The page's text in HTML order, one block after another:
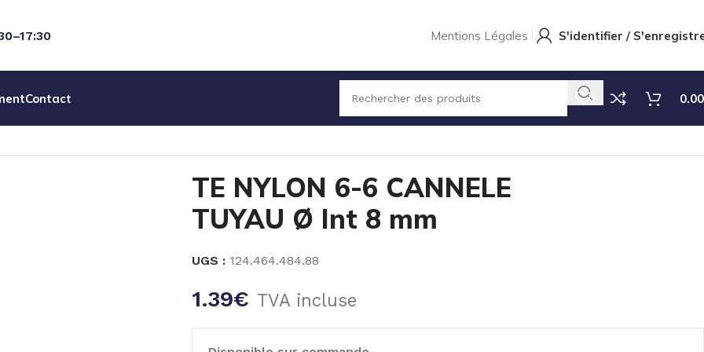
Mentions Légales S'identifier /
Contact
0.00
TE NYLON 6-6 CANNELE
TUYAU Ø Int 8 mm
UGS : 124.464.484.88
1.39€ TVA incluse